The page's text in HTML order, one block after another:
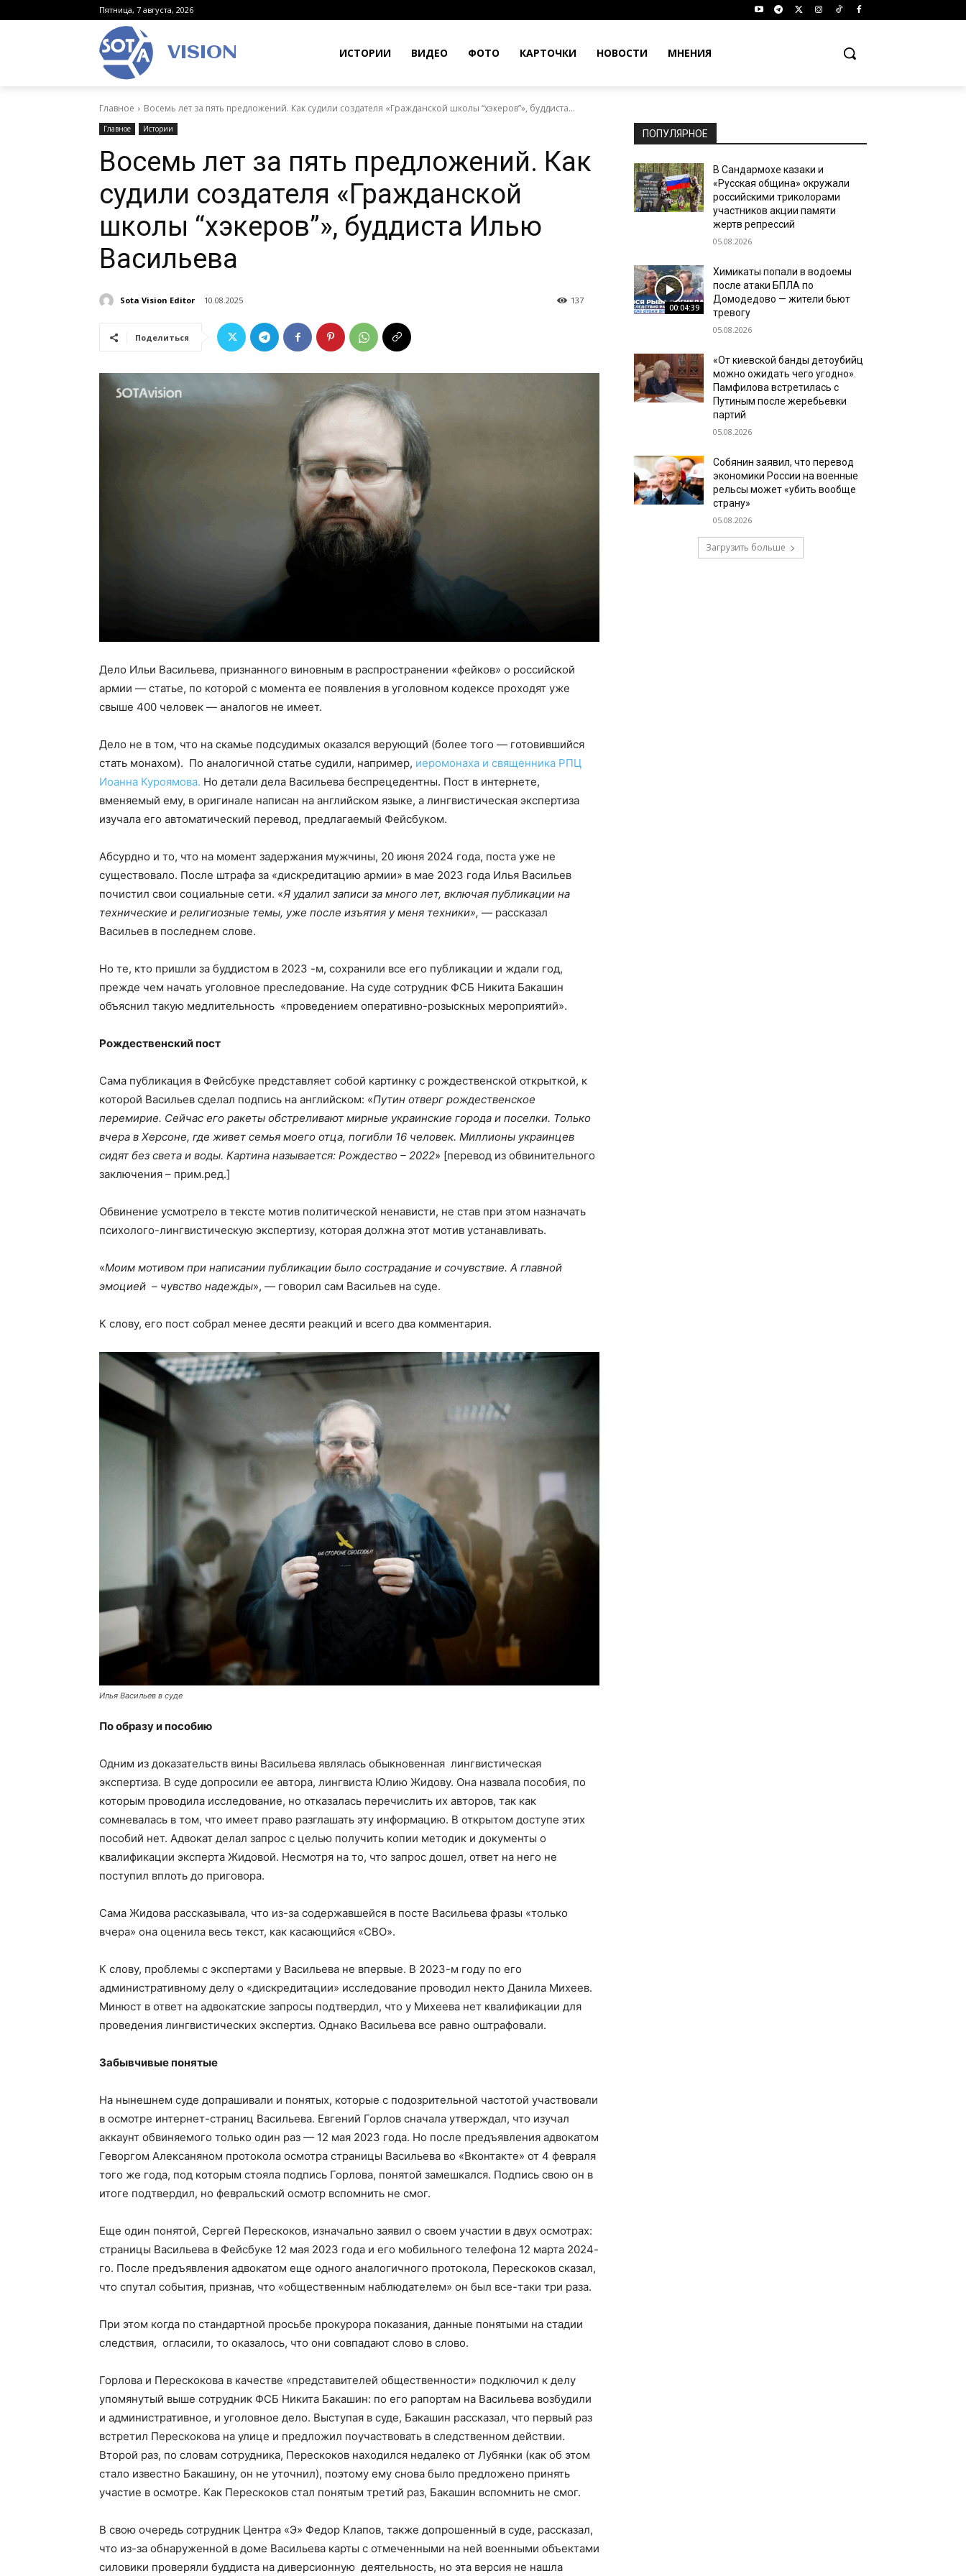
Пятница, 7 августа, 2026
VISION ИСТОРИИ ВИДЕО ФОТО КАРТОЧКИ НОВОСТИ МНЕНИЯ
Главное Восемь лет за пять предложений. Как судили создателя «Гражданской школы “хэкеров”», буддиста...
Главное Истории
Восемь лет за пять предложений. Как
судили создателя «Гражданской
школы “хэкеров”», буддиста Илью
Васильева
Sota Vision Editor 10.08.2025 137
Поделиться
Дело Ильи Васильева, признанного виновным в распространении «фейков» о российской
армии — статье, по которой с момента ее появления в уголовном кодексе проходят уже
свыше 400 человек — аналогов не имеет.
Дело не в том, что на скамье подсудимых оказался верующий (более того — готовившийся
стать монахом). По аналогичной статье судили, например, иеромонаха и священника РПЦ
Иоанна Куроямова. Но детали дела Васильева беспрецедентны. Пост в интернете,
вменяемый ему, в оригинале написан на английском языке, а лингвистическая экспертиза
изучала его автоматический перевод, предлагаемый Фейсбуком.
Абсурдно и то, что на момент задержания мужчины, 20 июня 2024 года, поста уже не
существовало. После штрафа за «дискредитацию армии» в мае 2023 года Илья Васильев
почистил свои социальные сети. «Я удалил записи за много лет, включая публикации на
технические и религиозные темы, уже после изъятия у меня техники», — рассказал
Васильев в последнем слове.
Но те, кто пришли за буддистом в 2023 -м, сохранили все его публикации и ждали год,
прежде чем начать уголовное преследование. На суде сотрудник ФСБ Никита Бакашин
объяснил такую медлительность «проведением оперативно-розыскных мероприятий».
Рождественский пост
Сама публикация в Фейсбуке представляет собой картинку с рождественской открыткой, к
которой Васильев сделал подпись на английском: «Путин отверг рождественское
перемирие. Сейчас его ракеты обстреливают мирные украинские города и поселки. Только
вчера в Херсоне, где живет семья моего отца, погибли 16 человек. Миллионы украинцев
сидят без света и воды. Картина называется: Рождество – 2022» [перевод из обвинительного
заключения – прим.ред.]
Обвинение усмотрело в тексте мотив политической ненависти, не став при этом назначать
психолого-лингвистическую экспертизу, которая должна этот мотив устанавливать.
«Моим мотивом при написании публикации было сострадание и сочувствие. А главной
эмоцией – чувство надежды», — говорил сам Васильев на суде.
К слову, его пост собрал менее десяти реакций и всего два комментария.
Илья Васильев в суде
По образу и пособию
Одним из доказательств вины Васильева являлась обыкновенная лингвистическая
экспертиза. В суде допросили ее автора, лингвиста Юлию Жидову. Она назвала пособия, по
которым проводила исследование, но отказалась перечислить их авторов, так как
сомневалась в том, что имеет право разглашать эту информацию. В открытом доступе этих
пособий нет. Адвокат делал запрос с целью получить копии методик и документы о
квалификации эксперта Жидовой. Несмотря на то, что запрос дошел, ответ на него не
поступил вплоть до приговора.
Сама Жидова рассказывала, что из-за содержавшейся в посте Васильева фразы «только
вчера» она оценила весь текст, как касающийся «СВО».
К слову, проблемы с экспертами у Васильева не впервые. В 2023-м году по его
административному делу о «дискредитации» исследование проводил некто Данила Михеев.
Минюст в ответ на адвокатские запросы подтвердил, что у Михеева нет квалификации для
проведения лингвистических экспертиз. Однако Васильева все равно оштрафовали.
Забывчивые понятые
На нынешнем суде допрашивали и понятых, которые с подозрительной частотой участвовали
в осмотре интернет-страниц Васильева. Евгений Горлов сначала утверждал, что изучал
аккаунт обвиняемого только один раз — 12 мая 2023 года. Но после предъявления адвокатом
Геворгом Алексаняном протокола осмотра страницы Васильева во «Вконтакте» от 4 февраля
того же года, под которым стояла подпись Горлова, понятой замешкался. Подпись свою он в
итоге подтвердил, но февральский осмотр вспомнить не смог.
Еще один понятой, Сергей Перескоков, изначально заявил о своем участии в двух осмотрах:
страницы Васильева в Фейсбуке 12 мая 2023 года и его мобильного телефона 12 марта 2024-
го. После предъявления адвокатом еще одного аналогичного протокола, Перескоков сказал,
что спутал события, признав, что «общественным наблюдателем» он был все-таки три раза.
При этом когда по стандартной просьбе прокурора показания, данные понятыми на стадии
следствия, огласили, то оказалось, что они совпадают слово в слово.
Горлова и Перескокова в качестве «представителей общественности» подключил к делу
упомянутый выше сотрудник ФСБ Никита Бакашин: по его рапортам на Васильева возбудили
и административное, и уголовное дело. Выступая в суде, Бакашин рассказал, что первый раз
встретил Перескокова на улице и предложил поучаствовать в следственном действии.
Второй раз, по словам сотрудника, Перескоков находился недалеко от Лубянки (как об этом
стало известно Бакашину, он не уточнил), поэтому ему снова было предложено принять
участие в осмотре. Как Перескоков стал понятым третий раз, Бакашин вспомнить не смог.
В свою очередь сотрудник Центра «Э» Федор Клапов, также допрошенный в суде, рассказал,
что из-за обнаруженной в доме Васильева карты с отмеченными на ней военными объектами
силовики проверяли буддиста на диверсионную деятельность, но эта версия не нашла
ПОПУЛЯРНОЕ
В Сандармохе казаки и
«Русская община» окружали
российскими триколорами
участников акции памяти
жертв репрессий
05.08.2026
00:04:39
Химикаты попали в водоемы
после атаки БПЛА по
Домодедово — жители бьют
тревогу
05.08.2026
«От киевской банды детоубийц
можно ожидать чего угодно».
Памфилова встретилась с
Путиным после жеребьевки
партий
05.08.2026
Собянин заявил, что перевод
экономики России на военные
рельсы может «убить вообще
страну»
05.08.2026
Загрузить больше